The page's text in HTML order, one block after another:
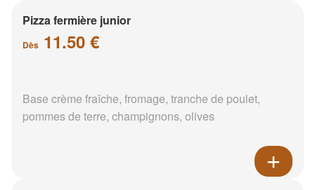
Pizza fermière junior
Dès 11.50 €
Base crème fraîche, fromage, tranche de poulet,
pommes de terre, champignons, olives